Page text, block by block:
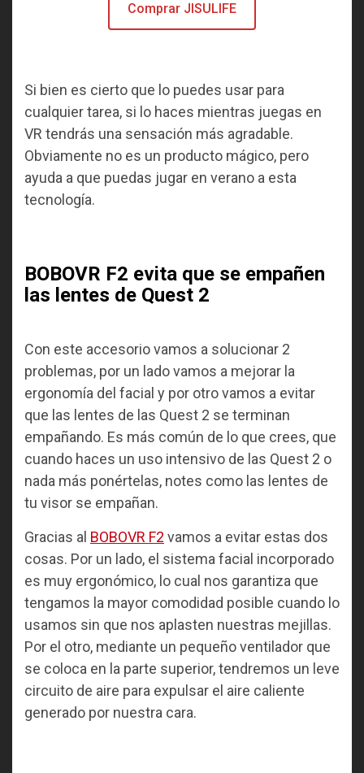
Comprar JISULIFE
Si bien es cierto que lo puedes usar para
cualquier tarea, si lo haces mientras juegas en
VR tendrás una sensación más agradable.
Obviamente no es un producto mágico, pero
ayuda a que puedas jugar en verano a esta
tecnología.
BOBOVR F2 evita que se empañen
las lentes de Quest 2
Con este accesorio vamos a solucionar 2
problemas, por un lado vamos a mejorar la
ergonomía del facial y por otro vamos a evitar
que las lentes de las Quest 2 se terminan
empañando. Es más común de lo que crees, que
cuando haces un uso intensivo de las Quest 2 o
nada más ponértelas, notes como las lentes de
tu visor se empañan.
Gracias al BOBOVR F2 vamos a evitar estas dos
cosas. Por un lado, el sistema facial incorporado
es muy ergonómico, lo cual nos garantiza que
tengamos la mayor comodidad posible cuando lo
usamos sin que nos aplasten nuestras mejillas.
Por el otro, mediante un pequeño ventilador que
se coloca en la parte superior, tendremos un leve
circuito de aire para expulsar el aire caliente
generado por nuestra cara.